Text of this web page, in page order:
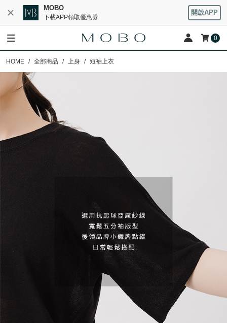
MOBO
下載APP領取優惠券
開啟APP
0
HOME 全部商品 上身 短袖上衣